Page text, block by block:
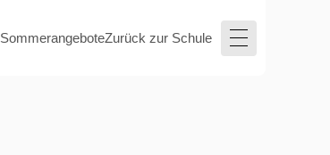
SommerangeboteZurück zur Schule